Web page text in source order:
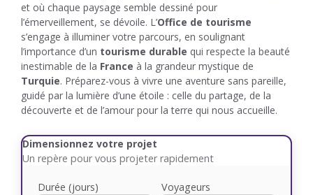
et où chaque paysage semble dessiné pour
l’émerveillement, se dévoile. L’Office de tourisme
s’engage à illuminer votre parcours, en soulignant
l’importance d’un tourisme durable qui respecte la beauté
inestimable de la France à la grandeur mystique de
Turquie. Préparez-vous à vivre une aventure sans pareille,
guidé par la lumière d’une étoile : celle du partage, de la
découverte et de l’amour pour la terre qui nous accueille.
Dimensionnez votre projet
Un repère pour vous projeter rapidement
Durée (jours) Voyageurs